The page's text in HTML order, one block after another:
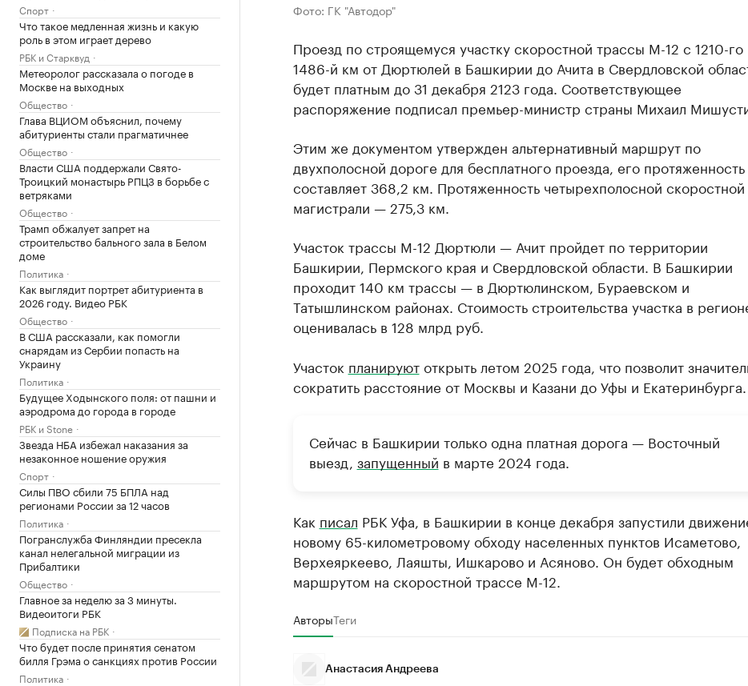
Спорт
Что такое медленная жизнь и какую
роль в этом играет дерево
РБК и Старквуд
Метеоролог рассказала о погоде в
Москве на выходных
Общество
Глава ВЦИОМ объяснил, почему
абитуриенты стали прагматичнее
Общество
Власти США поддержали Свято-
Троицкий монастырь РПЦЗ в борьбе с
ветряками
Общество
Трамп обжалует запрет на
строительство бального зала в Белом
доме
Политика
Как выглядит портрет абитуриента в
2026 году. Видео РБК
Общество
В США рассказали, как помогли
снарядам из Сербии попасть на
Украину
Политика
Будущее Ходынского поля: от пашни и
аэродрома до города в городе
РБК и Stone
Звезда НБА избежал наказания за
незаконное ношение оружия
Спорт
Силы ПВО сбили 75 БПЛА над
регионами России за 12 часов
Политика
Погранслужба Финляндии пресекла
канал нелегальной миграции из
Прибалтики
Общество
Главное за неделю за 3 минуты.
Видеоитоги РБК
Подписка на РБК
Что будет после принятия сенатом
билля Грэма о санкциях против России
Политика
Фото: ГК "Автодор"
Проезд по строящемуся участку скоростной трассы М-12 с 1210-го
1486-й км от Дюртюлей в Башкирии до Ачита в Свердловской
будет платным до 31 декабря 2123 года. Соответствующее
распоряжение подписал премьер-министр страны Михаил
Этим же документом утвержден альтернативный маршрут по
двухполосной дороге для бесплатного проезда, его протяженность
составляет 368,2 км. Протяженность четырехполосной скоростной
магистрали — 275,3 км.
Участок трассы М-12 Дюртюли — Ачит пройдет по территории
Башкирии, Пермского края и Свердловской области. В Башкирии
проходит 140 км трассы — в Дюртюлинском, Бураевском и
Татышлинском районах. Стоимость строительства участка в
оценивалась в 128 млрд руб.
Участок планируютоткрыть летом 2025 года, что позволит
сократить расстояние от Москвы и Казани до Уфы и Екатеринбурга.
Сейчас в Башкирии только одна платная дорога — Восточный
выезд, запущенный в марте 2024 года.
Как писал РБК Уфа, в Башкирии в конце декабря запустили
новому 65-километровому обходу населенных пунктов Исаметово,
Верхеяркеево, Лаяшты, Ишкарово и Асяново. Он будет обходным
маршрутом на скоростной трассе М-12.
АвторыТеги
Анастасия Андреева